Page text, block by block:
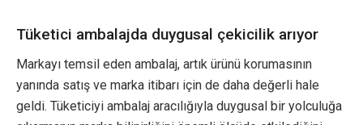
Tüketici ambalajda duygusal çekicilik arıyor
Markayı temsil eden ambalaj, artık ürünü korumasının
yanında satış ve marka itibarı için de daha değerli hale
geldi. Tüketiciyi ambalaj aracılığıyla duygusal bir yolculuğa